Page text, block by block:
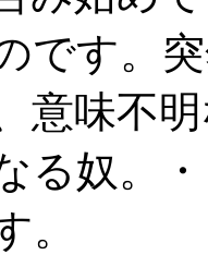
です。
意味不
る奴。
。